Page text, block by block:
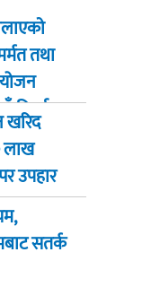
तथा
फिर्ता
लाख
उपहार
सतर्क